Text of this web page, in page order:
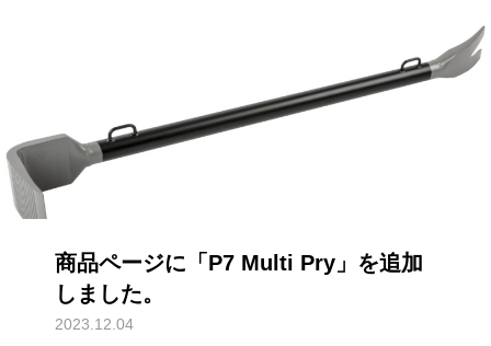
商品ページに「P7 Multi Pry」を追加
しました。
2023.12.04